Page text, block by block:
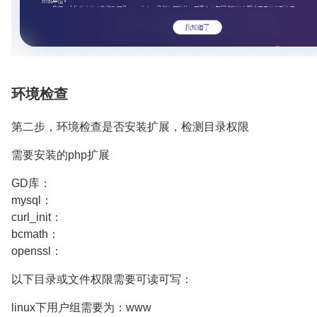
环境检查
第二步，环境检查是否安装扩展，检测目录权限
需要安装的php扩展
GD库：
mysql：
curl_init：
bcmath：
openssl：
以下目录或文件权限需要可读可写：
linux下用户组需要为：www